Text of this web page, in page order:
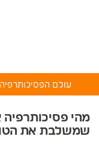
עולם הפסיכותרפיה
מהי פסיכותרפיה
שמשלבת את